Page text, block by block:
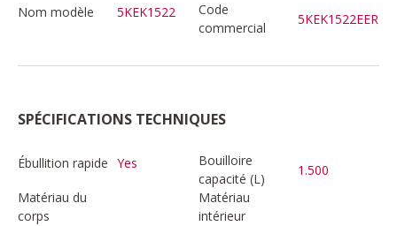
Nom modèle 5KEK1522
Code
commercial
5KEK1522EER
SPÉCIFICATIONS TECHNIQUES
Ébullition rapide Yes
Bouilloire
capacité (L)
1.500
Matériau du
corps
Matériau
intérieur